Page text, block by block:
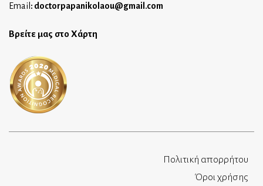
Email : doctorpapanikolaou@gmail.com
Βρείτε μας στο Χάρτη
Πολιτική απορρήτου
Όροι χρήσης